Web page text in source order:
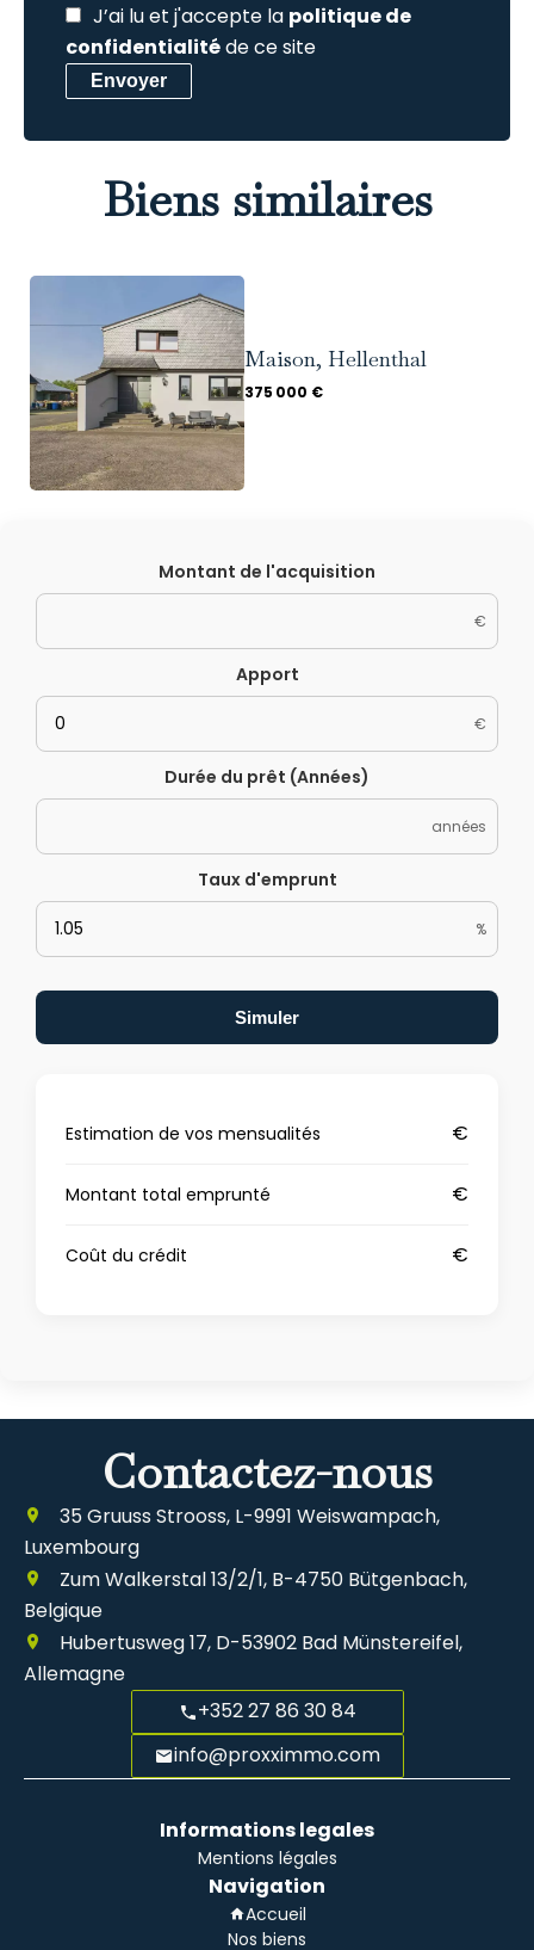
J’ai lu et j'accepte la politique de
confidentialitéde ce site
Envoyer
Biens similaires
Maison, Hellenthal
375 000 €
Montant de l'acquisition
€
Apport
€
Durée du prêt (Années)
années
Taux d'emprunt
%
Simuler
Estimation de vos mensualités €
Montant total emprunté €
Coût du crédit €
Contactez-nous
35 Gruuss Strooss, L-9991 Weiswampach,
Luxembourg
Zum Walkerstal 13/2/1, B-4750 Bütgenbach,
Belgique
Hubertusweg 17, D-53902 Bad Münstereifel,
Allemagne
+352 27 86 30 84
info@proxximmo.com
Informations legales
Mentions légales
Navigation
Accueil
Nos biens